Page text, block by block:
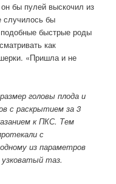
бы пулей выскочил из
случилось бы
быстрые роды
как
«Пришла и не
головы плода и
с раскрытием за 3
к ПКС. Тем
с
из параметров
таз.